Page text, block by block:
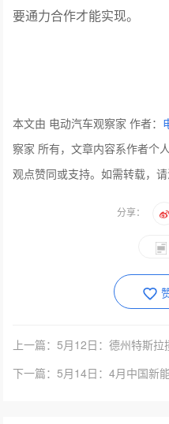
要通力合作才能实现。
本文由 电动汽车观察家 作者：
察家 所有，文章内容系作者个
观点赞同或支持。如需转载，请
分享：